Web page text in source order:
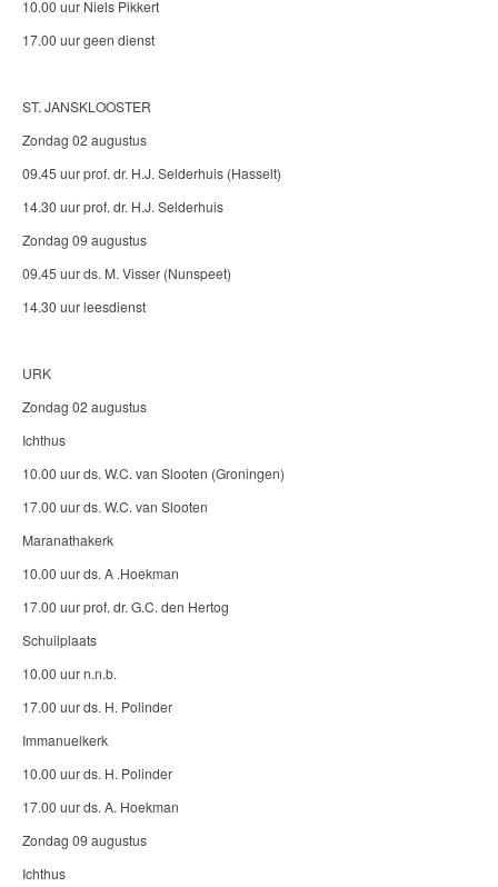
10.00 uur Niels Pikkert
17.00 uur geen dienst
ST. JANSKLOOSTER
Zondag 02 augustus
09.45 uur prof. dr. H.J. Selderhuis (Hasselt)
14.30 uur prof. dr. H.J. Selderhuis
Zondag 09 augustus
09.45 uur ds. M. Visser (Nunspeet)
14.30 uur leesdienst
URK
Zondag 02 augustus
Ichthus
10.00 uur ds. W.C. van Slooten (Groningen)
17.00 uur ds. W.C. van Slooten
Maranathakerk
10.00 uur ds. A .Hoekman
17.00 uur prof. dr. G.C. den Hertog
Schuilplaats
10.00 uur n.n.b.
17.00 uur ds. H. Polinder
Immanuelkerk
10.00 uur ds. H. Polinder
17.00 uur ds. A. Hoekman
Zondag 09 augustus
Ichthus